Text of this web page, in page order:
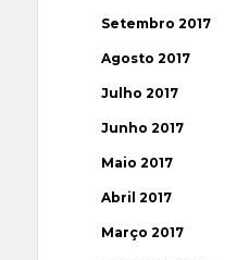
Setembro 2017
Agosto 2017
Julho 2017
Junho 2017
Maio 2017
Abril 2017
Março 2017